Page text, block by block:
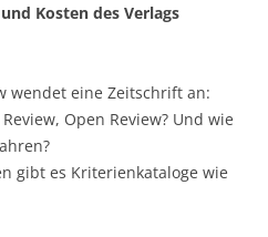
Kosten des Verlags
wendet eine Zeitschrift an:
Open Review? Und wie
gibt es Kriterienkataloge wie